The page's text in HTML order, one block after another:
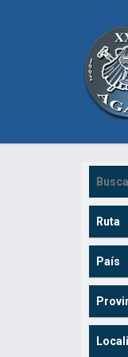
Ruta
País